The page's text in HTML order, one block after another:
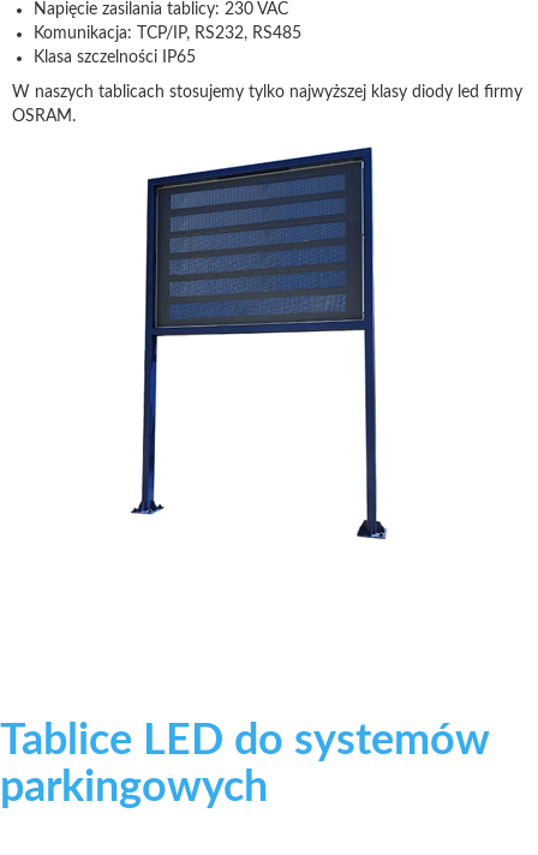
Napięcie zasilania tablicy: 230 VAC
Komunikacja: TCP/IP, RS232, RS485
Klasa szczelności IP65
W naszych tablicach stosujemy tylko najwyższej klasy diody led firmy
OSRAM.
Tablice LED do systemów
parkingowych